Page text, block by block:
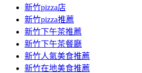
內
容
新竹pizza店
新竹pizza推薦
新竹下午茶推薦
新竹下午茶餐廳
新竹人氣美食推薦
新竹在地美食推薦